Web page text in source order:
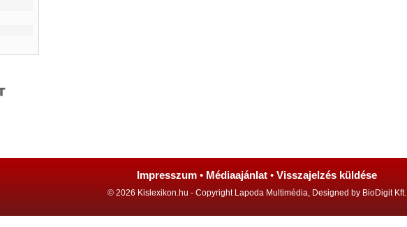
Impresszum • Médiaajánlat • Visszajelzés küldése
© 2026 Kislexikon.hu - Copyright Lapoda Multimédia, Designed by BioDigit Kft.